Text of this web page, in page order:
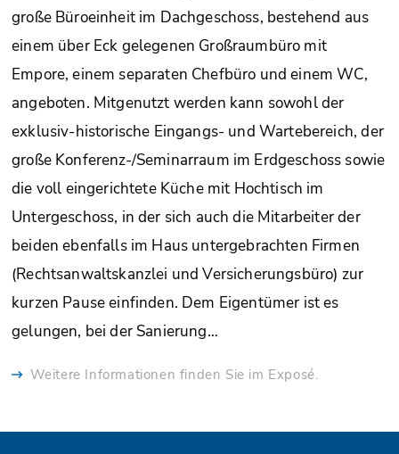
große Büroeinheit im Dachgeschoss, bestehend aus
einem über Eck gelegenen Großraumbüro mit
Empore, einem separaten Chefbüro und einem WC,
angeboten. Mitgenutzt werden kann sowohl der
exklusiv-historische Eingangs- und Wartebereich, der
große Konferenz-/Seminarraum im Erdgeschoss sowie
die voll eingerichtete Küche mit Hochtisch im
Untergeschoss, in der sich auch die Mitarbeiter der
beiden ebenfalls im Haus untergebrachten Firmen
(Rechtsanwaltskanzlei und Versicherungsbüro) zur
kurzen Pause einfinden. Dem Eigentümer ist es
gelungen, bei der Sanierung…
Weitere Informationen finden Sie im Exposé.